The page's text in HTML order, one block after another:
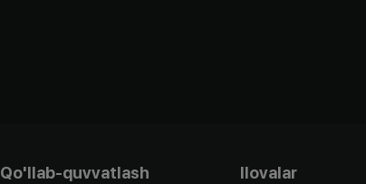
Qo'llab-quvvatlash Ilovalar